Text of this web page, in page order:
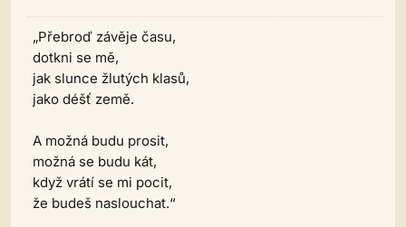
„Přebroď závěje času,
dotkni se mě,
jak slunce žlutých klasů,
jako déšť země.
A možná budu prosit,
možná se budu kát,
když vrátí se mi pocit,
že budeš naslouchat.“